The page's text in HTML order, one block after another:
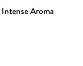
Intense Aroma